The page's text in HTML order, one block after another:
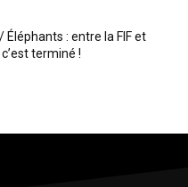
Éléphants : entre la FIF et
terminé !